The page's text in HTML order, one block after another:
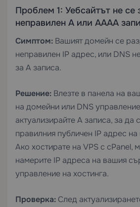
Проблем 1: Уебсайтът не се
неправилен A или AAAA
Симптом: Вашият домейн се
неправилен IP адрес, или DNS
за A записа.
Решение: Влезте в панела на
на домейни или DNS
актуализирайте A записа, за да
правилния публичен IP адрес
Ако хостирате на VPS с cPanel,
намерите IP адреса на вашия
управление на хостинга.
Проверка: След